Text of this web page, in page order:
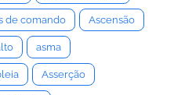
de comando Ascensão
asma
Asserção